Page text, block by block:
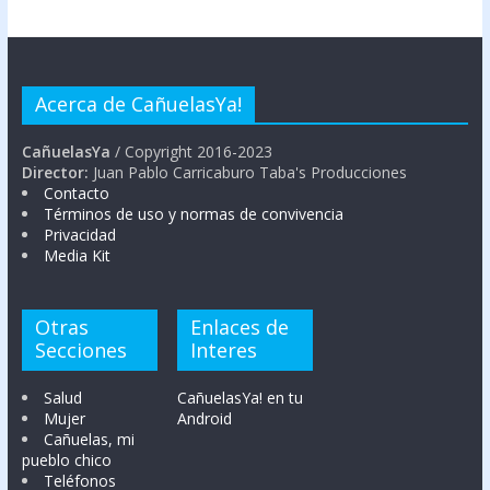
Acerca de CañuelasYa!
CañuelasYa / Copyright 2016-2023
Director: Juan Pablo Carricaburo Taba's Producciones
Contacto
Términos de uso y normas de convivencia
Privacidad
Media Kit
Otras
Secciones
Salud
Mujer
Cañuelas, mi
pueblo chico
Teléfonos
Enlaces de
Interes
CañuelasYa! en tu
Android